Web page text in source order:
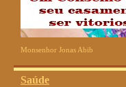
Monsenhor Jonas Abib
Saúde